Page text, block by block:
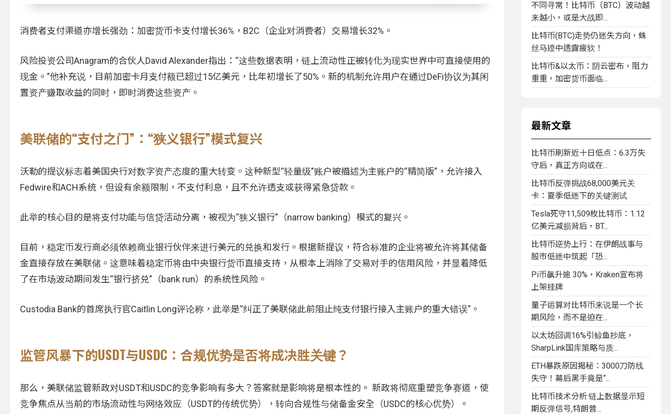
消费者支付渠道亦增长强劲：加密货币卡支付增长36%，B2C（企业对消费者）交易增长32%。
风险投资公司Anagram的合伙人David Alexander指出：“这些数据表明，链上流动性正被转化为现实世界中可直接使用的
现金。”他补充说，目前加密卡月支付额已超过15亿美元，比年初增长了50%。新的机制允许用户在通过DeFi协议为其闲
置资产赚取收益的同时，即时消费这些资产。
美联储的“支付之门”：“狭义银行”模式复兴
沃勒的提议标志着美国央行对数字资产态度的重大转变。这种新型“轻量级”账户被描述为主账户的“精简版”，允许接入
Fedwire和ACH系统，但设有余额限制，不支付利息，且不允许透支或获得紧急贷款。
此举的核心目的是将支付功能与信贷活动分离，被视为“狭义银行”（narrow banking）模式的复兴。
目前，稳定币发行商必须依赖商业银行伙伴来进行美元的兑换和发行。根据新提议，符合标准的企业将被允许将其储备
金直接存放在美联储。这意味着稳定币将由中央银行货币直接支持，从根本上消除了交易对手的信用风险，并显着降低
了在市场波动期间发生“银行挤兑”（bank run）的系统性风险。
Custodia Bank的首席执行官Caitlin Long评论称，此举是“纠正了美联储此前阻止纯支付银行接入主账户的重大错误”。
监管风暴下的USDT与USDC：合规优势是否将成决胜关键？
那么，美联储监管新政对USDT和USDC的竞争影响有多大？答案就是影响将是根本性的。 新政将彻底重塑竞争赛道，使
竞争焦点从当前的市场流动性与网络效应（USDT的传统优势），转向合规性与储备金安全（USDC的核心优势）。
不同寻常！比特币（BTC）波动越
来越小，或是大战即...
比特币(BTC)走势仍迷失方向，蛛
丝马迹中透露疲软！
比特币&以太币：阴云密布，阻力
重重，加密货币面临...
最新文章
比特币刷新近十日低点：6.3万失
守后，真正方向或在...
比特币反弹挑战68,000美元关
卡：夏季低迷下的关键测试
Tesla死守11,509枚比特币：1.12
亿美元减损背后，BT...
比特币逆势上行：在伊朗战事与
股市低迷中筑起「恐...
Pi币飙升逾 30%，Kraken宣布将
上架挂牌
量子运算对比特币来说是一个长
期风险，而不是迫在...
以太坊回调16%引鲸鱼抄底，
SharpLink国库策略与质...
ETH暴跌原因揭秘：3000刀防线
失守！幕后黑手竟是“...
比特币技术分析:链上数据显示短
期反弹信号,特朗普...